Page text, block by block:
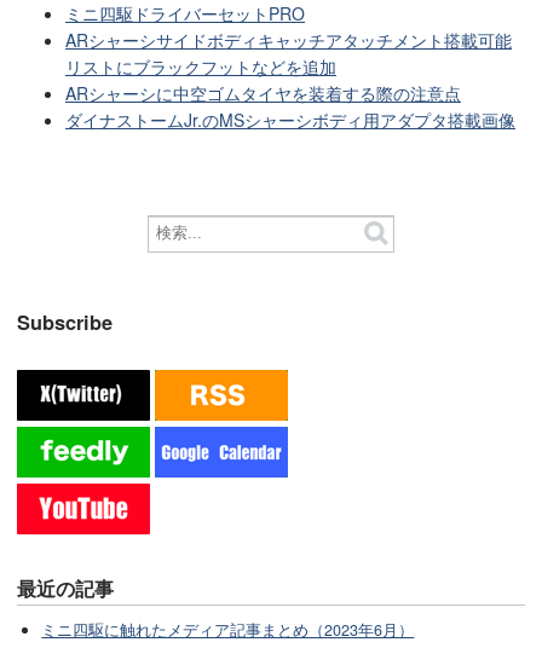
ミニ四駆ドライバーセットPRO
ARシャーシサイドボディキャッチアタッチメント搭載可能
リストにブラックフットなどを追加
ARシャーシに中空ゴムタイヤを装着する際の注意点
ダイナストームJr.のMSシャーシボディ用アダプタ搭載画像
Subscribe
最近の記事
ミニ四駆に触れたメディア記事まとめ（2023年6月）